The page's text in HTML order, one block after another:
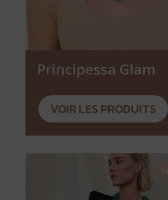
Principessa Glam
VOIR LES PRODUITS